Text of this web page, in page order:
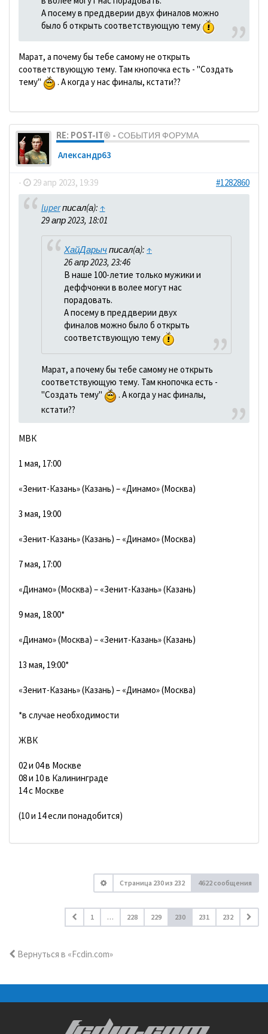
А посему в преддверии двух финалов можно
было б открыть соответствующую тему
Марат, а почему бы тебе самому не открыть
соответствующую тему. Там кнопочка есть - "Создать
тему"
. А когда у нас финалы, кстати??
RE: POST-IT® - СОБЫТИЯ ФОРУМА
Александр63
- 29 апр 2023, 19:39 #1282860
luperписал(а): ↑
29 апр 2023, 18:01
ХайДарычписал(а): ↑
26 апр 2023, 23:46
В наше 100-летие только мужики и
деффчонки в волее могут нас
порадовать.
А посему в преддверии двух
финалов можно было б открыть
соответствующую тему
Марат, а почему бы тебе самому не открыть
соответствующую тему. Там кнопочка есть -
"Создать тему"
. А когда у нас финалы,
кстати??
МВК
1 мая, 17:00
«Зенит-Казань» (Казань) – «Динамо» (Москва)
3 мая, 19:00
«Зенит-Казань» (Казань) – «Динамо» (Москва)
7 мая, 17:00
«Динамо» (Москва) – «Зенит-Казань» (Казань)
9 мая, 18:00*
«Динамо» (Москва) – «Зенит-Казань» (Казань)
13 мая, 19:00*
«Зенит-Казань» (Казань) – «Динамо» (Москва)
*в случае необходимости
ЖВК
02 и 04 в Москве
08 и 10 в Калининграде
14 с Москве
(10 и 14 если понадобится)
Страница 230из 232 4622 сообщения
1 … 228 229 230 231 232
Вернуться в «Fcdin.com»